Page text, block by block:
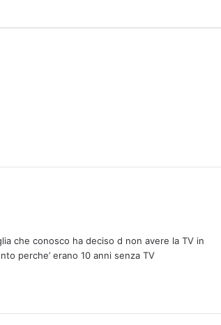
che conosco ha deciso d non avere la TV in
perche’ erano 10 anni senza TV